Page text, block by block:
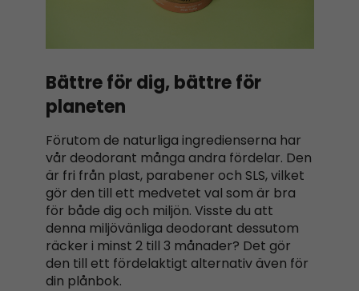
Bättre för dig, bättre för
planeten
Förutom de naturliga ingredienserna har
vår deodorant många andra fördelar. Den
är fri från plast, parabener och SLS, vilket
gör den till ett medvetet val som är bra
för både dig och miljön. Visste du att
denna miljövänliga deodorant dessutom
räcker i minst 2 till 3 månader? Det gör
den till ett fördelaktigt alternativ även för
din plånbok.